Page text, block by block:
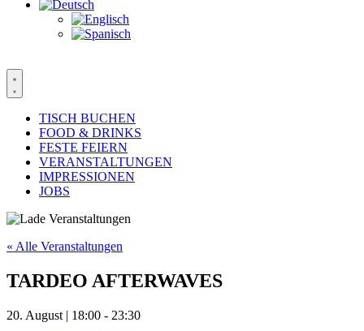
TISCH BUCHEN
FOOD & DRINKS
FESTE FEIERN
VERANSTALTUNGEN
IMPRESSIONEN
JOBS
« Alle Veranstaltungen
TARDEO AFTERWAVES
20. August | 18:00 - 23:30